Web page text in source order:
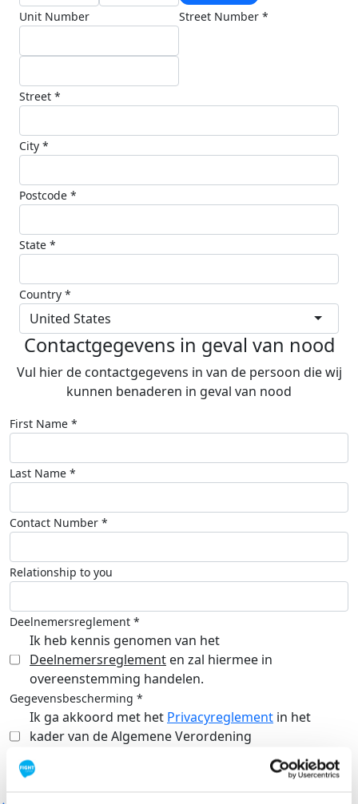
Unit Number Street Number *
Street *
City *
Postcode *
State *
Country *
United States
Contactgegevens in geval van nood
Vul hier de contactgegevens in van de persoon die wij
kunnen benaderen in geval van nood
First Name *
Last Name *
Contact Number *
Relationship to you
Deelnemersreglement *
Ik heb kennis genomen van het
Deelnemersreglement en zal hiermee in
overeenstemming handelen.
Gegevensbescherming *
Ik ga akkoord met het Privacyreglement in het
kader van de Algemene Verordening
Gegevensbescherming.